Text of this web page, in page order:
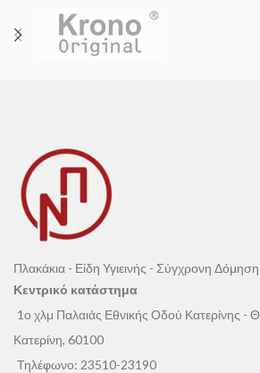
Πλακάκια - Είδη Υγιεινής - Σύγχρονη Δόμηση
Κεντρικό κατάστημα
1ο χλμ Παλαιάς Εθνικής Οδού Κατερίνης -
Κατερίνη, 60100
Τηλέφωνο: 23510-23190